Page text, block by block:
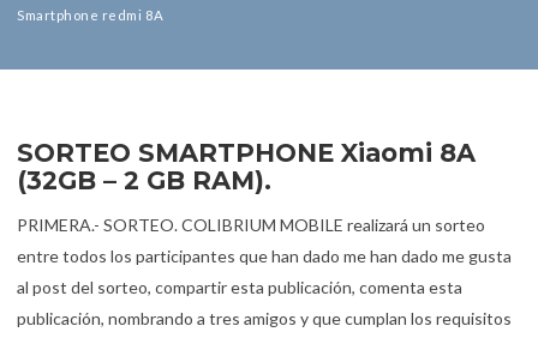
Smartphone redmi 8A
SORTEO SMARTPHONE Xiaomi 8A
(32GB – 2 GB RAM).
PRIMERA.- SORTEO. COLIBRIUM MOBILE realizará un sorteo
entre todos los participantes que han dado me han dado me gusta
al post del sorteo, compartir esta publicación, comenta esta
publicación, nombrando a tres amigos y que cumplan los requisitos